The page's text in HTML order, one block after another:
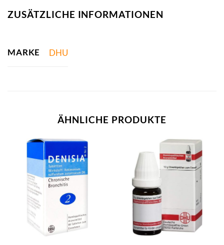
ZUSÄTZLICHE INFORMATIONEN
MARKE DHU
ÄHNLICHE PRODUKTE